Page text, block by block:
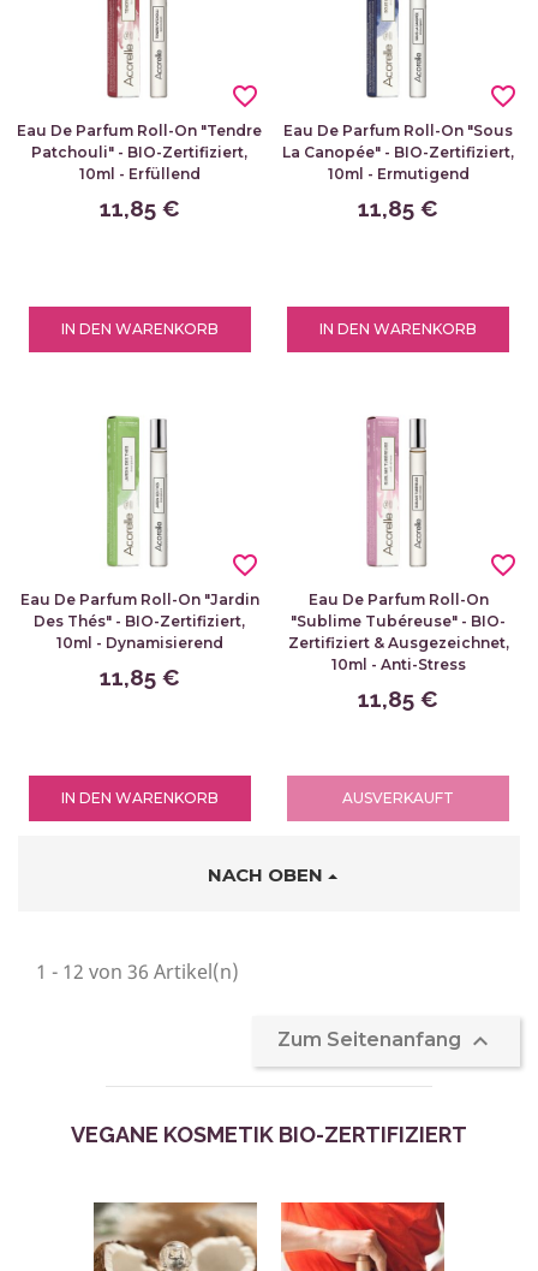
Eau De Parfum Roll-On "Tendre
Patchouli" - BIO-Zertifiziert,
10ml - Erfüllend
11,85 €
IN DEN WARENKORB
favorite_border
Eau De Parfum Roll-On "Sous
La Canopée" - BIO-Zertifiziert,
10ml - Ermutigend
11,85 €
IN DEN WARENKORB
favorite_border
Eau De Parfum Roll-On "Jardin
Des Thés" - BIO-Zertifiziert,
10ml - Dynamisierend
11,85 €
IN DEN WARENKORB
favorite_border
Eau De Parfum Roll-On
"Sublime Tubéreuse" - BIO-
Zertifiziert & Ausgezeichnet,
10ml - Anti-Stress
11,85 €
AUSVERKAUFT
favorite_border
NACH OBEN
1 - 12 von 36 Artikel(n)
Zum Seitenanfang 
VEGANE KOSMETIK BIO-ZERTIFIZIERT